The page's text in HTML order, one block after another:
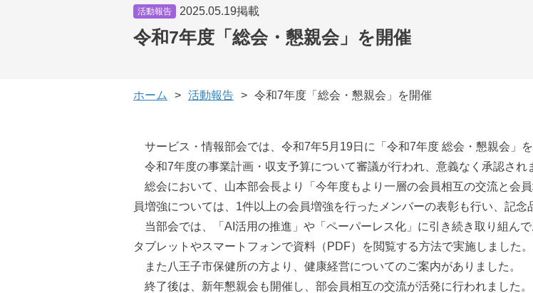
活動報告 2025.05.19掲載
令和7年度「総会・懇親会」を開催
ホーム 活動報告 令和7年度「総会・懇親会」を開催
サービス・情報部会では、令和7年5月19日に「令和7年度 総会・懇親会」を
令和7年度の事業計画・収支予算について審議が行われ、意義なく承認され
総会において、山本部会長より「今年度もより一層の会員相互の交流と会
員増強については、1件以上の会員増強を行ったメンバーの表彰も行い、記念
当部会では、「AI活用の推進」や「ペーパーレス化」に引き続き取り組ん
タブレットやスマートフォンで資料（PDF）を閲覧する方法で実施しました。
また八王子市保健所の方より、健康経営についてのご案内がありました。
終了後は、新年懇親会も開催し、部会員相互の交流が活発に行われました。